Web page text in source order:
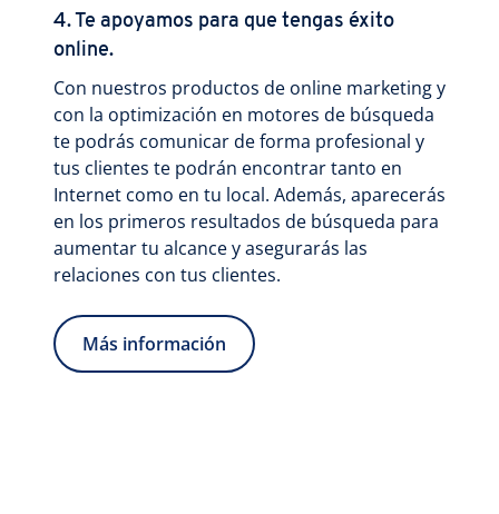
4. Te apoyamos para que tengas éxito
online.
Con nuestros productos de online marketing y
con la optimización en motores de búsqueda
te podrás comunicar de forma profesional y
tus clientes te podrán encontrar tanto en
Internet como en tu local. Además, aparecerás
en los primeros resultados de búsqueda para
aumentar tu alcance y asegurarás las
relaciones con tus clientes.
Más información